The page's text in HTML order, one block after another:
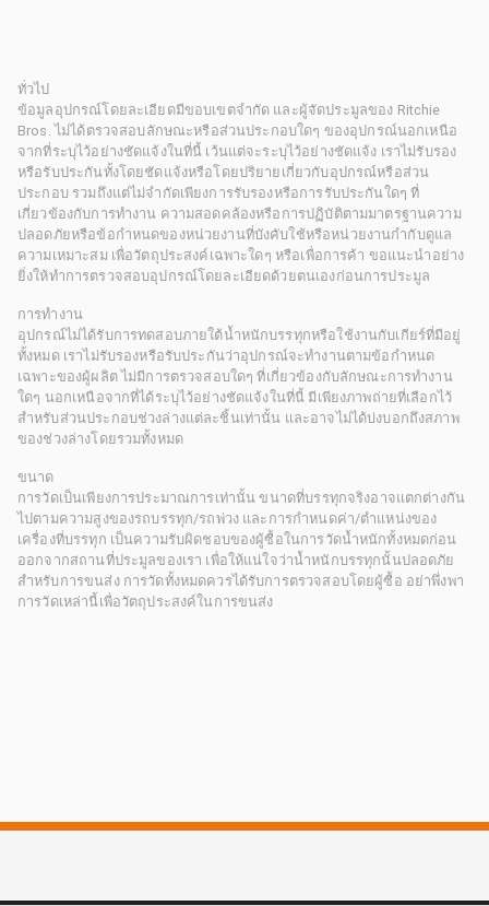
ทั่วไป
ข้อมูลอุปกรณ์โดยละเอียดมีขอบเขตจำกัด และผู้จัดประมูลของ Ritchie
Bros. ไม่ได้ตรวจสอบลักษณะหรือส่วนประกอบใดๆ ของอุปกรณ์นอกเหนือ
จากที่ระบุไว้อย่างชัดแจ้งในที่นี้ เว้นแต่จะระบุไว้อย่างชัดแจ้ง เราไม่รับรอง
หรือรับประกันทั้งโดยชัดแจ้งหรือโดยปริยายเกี่ยวกับอุปกรณ์หรือส่วน
ประกอบ รวมถึงแต่ไม่จำกัดเพียงการรับรองหรือการรับประกันใดๆ ที่
เกี่ยวข้องกับการทำงาน ความสอดคล้องหรือการปฏิบัติตามมาตรฐานความ
ปลอดภัยหรือข้อกำหนดของหน่วยงานที่บังคับใช้หรือหน่วยงานกำกับดูแล
ความเหมาะสม เพื่อวัตถุประสงค์เฉพาะใดๆ หรือเพื่อการค้า ขอแนะนำอย่าง
ยิ่งให้ทำการตรวจสอบอุปกรณ์โดยละเอียดด้วยตนเองก่อนการประมูล
การทำงาน
อุปกรณ์ไม่ได้รับการทดสอบภายใต้น้ำหนักบรรทุกหรือใช้งานกับเกียร์ที่มีอยู่
ทั้งหมด เราไม่รับรองหรือรับประกันว่าอุปกรณ์จะทำงานตามข้อกำหนด
เฉพาะของผู้ผลิต ไม่มีการตรวจสอบใดๆ ที่เกี่ยวข้องกับลักษณะการทำงาน
ใดๆ นอกเหนือจากที่ได้ระบุไว้อย่างชัดแจ้งในที่นี้ มีเพียงภาพถ่ายที่เลือกไว้
สำหรับส่วนประกอบช่วงล่างแต่ละชิ้นเท่านั้น และอาจไม่ได้บ่งบอกถึงสภาพ
ของช่วงล่างโดยรวมทั้งหมด
ขนาด
การวัดเป็นเพียงการประมาณการเท่านั้น ขนาดที่บรรทุกจริงอาจแตกต่างกัน
ไปตามความสูงของรถบรรทุก/รถพ่วง และการกำหนดค่า/ตำแหน่งของ
เครื่องที่บรรทุก เป็นความรับผิดชอบของผู้ซื้อในการวัดน้ำหนักทั้งหมดก่อน
ออกจากสถานที่ประมูลของเรา เพื่อให้แน่ใจว่าน้ำหนักบรรทุกนั้นปลอดภัย
สำหรับการขนส่ง การวัดทั้งหมดควรได้รับการตรวจสอบโดยผู้ซื้อ อย่าพึ่งพา
การวัดเหล่านี้เพื่อวัตถุประสงค์ในการขนส่ง